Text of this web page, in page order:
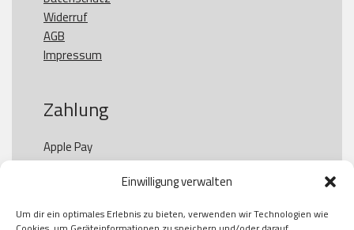
Einwilligung verwalten
Um dir ein optimales Erlebnis zu bieten, verwenden wir Technologien wie
Widerruf
AGB
Impressum
Zahlung
Apple Pay
Paypal
Kauf auf Rechung